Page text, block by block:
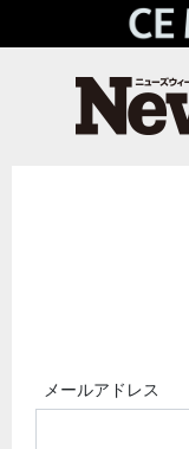
メールアドレス